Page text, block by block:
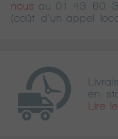
nous au 01 43 60
(coût d'un appel
en
Lire